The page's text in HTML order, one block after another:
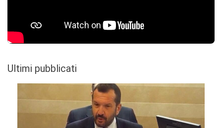
Ultimi pubblicati